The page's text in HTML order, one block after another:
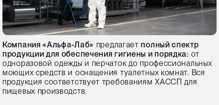
Компания «Альфа-Лаб» предлагаетполный спектр
продукции для обеспечения гигиены и порядка: от
одноразовой одежды и перчаток до профессиональных
моющих средств и оснащения туалетных комнат. Вся
продукция соответствует требованиям ХАССП для
пищевых производств.